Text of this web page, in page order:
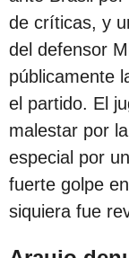
c
i
ó
n
2
a
ñ
o
s
d
de críticas, y
del defensor
públicamente
el partido. El
malestar por
especial por
fuerte golpe
siquiera fue